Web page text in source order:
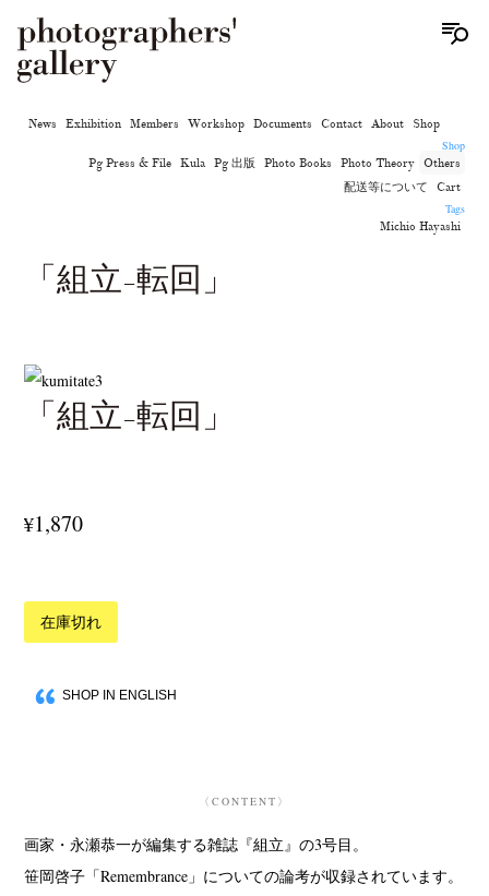
News Exhibition Members Workshop Documents Contact About
Shop
Shop
Pg Press & File Kula Pg 出版 Photo Books Photo Theory Others
配送等について
Cart
Tags
Michio Hayashi
「組立‐転回」
「組立‐転回」
¥1,870
在庫切れ
SHOP IN ENGLISH
〈CONTENT〉
画家・永瀬恭一が編集する雑誌『組立』の3号目。
笹岡啓子「Remembrance」についての論考が収録されています。